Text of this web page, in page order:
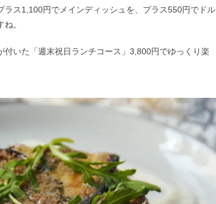
ス1,100円でメインディッシュを、プラス550円でドル
。
いた「週末祝日ランチコース」3,800円でゆっくり楽